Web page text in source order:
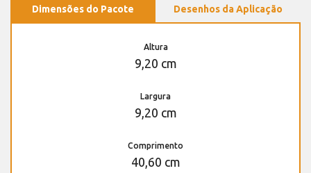
Dimensões do Pacote Desenhos da Aplicação
Altura
9,20 cm
Largura
9,20 cm
Comprimento
40,60 cm